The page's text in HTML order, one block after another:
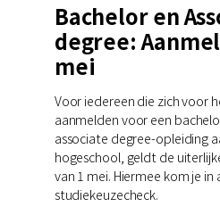
Bachelor en
degree:
mei
Voor iedereen die zich voor
aanmelden voor een
associate degree-opleiding
hogeschool, geldt de
van 1 mei. Hiermee kom je
studiekeuzecheck.